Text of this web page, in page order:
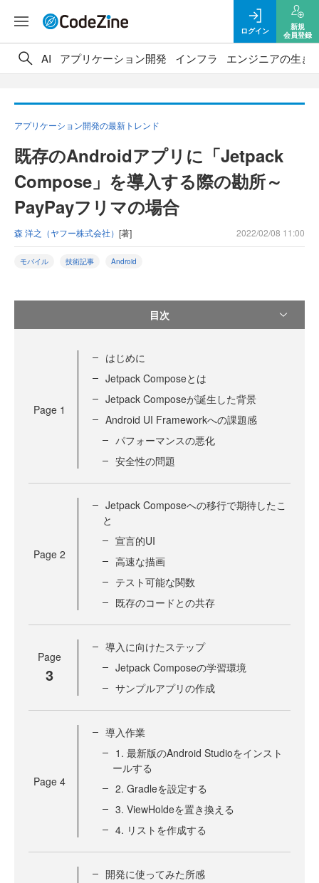
ログイン
新規
会員登録
AI アプリケーション開発 インフラ エンジニアの生き
アプリケーション開発の最新トレンド
既存のAndroidアプリに「Jetpack
Compose」を導入する際の勘所～
PayPayフリマの場合
森 洋之（ヤフー株式会社） [著] 2022/02/08 11:00
モバイル 技術記事 Android
目次
Page 1
はじめに
Jetpack Composeとは
Jetpack Composeが誕生した背景
Android UI Frameworkへの課題感
パフォーマンスの悪化
安全性の問題
Page 2
Jetpack Composeへの移行で期待したこ
と
宣言的UI
高速な描画
テスト可能な関数
既存のコードとの共存
Page
3
導入に向けたステップ
Jetpack Composeの学習環境
サンプルアプリの作成
Page 4
導入作業
1. 最新版のAndroid Studioをインスト
ールする
2. Gradleを設定する
3. ViewHoldeを置き換える
4. リストを作成する
開発に使ってみた所感